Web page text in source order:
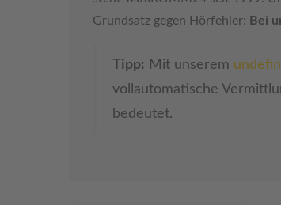
Grundsatz gegen Hörfehler: Bei
Tipp: Mit unserem
vollautomatische
bedeutet.